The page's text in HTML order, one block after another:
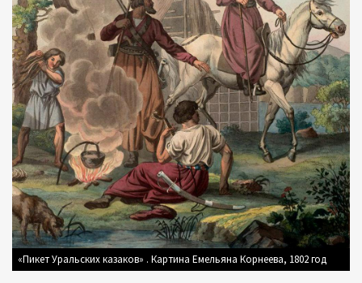
«Пикет Уральских казаков» . Картина Емельяна Корнеева, 1802 год